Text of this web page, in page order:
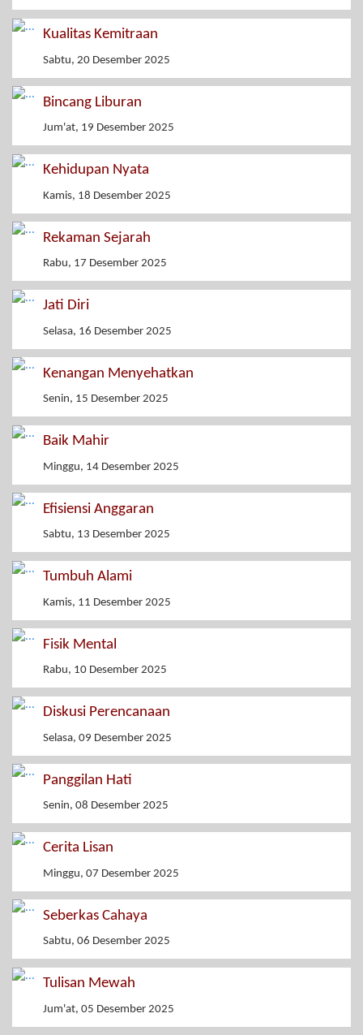
Kualitas Kemitraan
Sabtu, 20 Desember 2025
Bincang Liburan
Jum'at, 19 Desember 2025
Kehidupan Nyata
Kamis, 18 Desember 2025
Rekaman Sejarah
Rabu, 17 Desember 2025
Jati Diri
Selasa, 16 Desember 2025
Kenangan Menyehatkan
Senin, 15 Desember 2025
Baik Mahir
Minggu, 14 Desember 2025
Efisiensi Anggaran
Sabtu, 13 Desember 2025
Tumbuh Alami
Kamis, 11 Desember 2025
Fisik Mental
Rabu, 10 Desember 2025
Diskusi Perencanaan
Selasa, 09 Desember 2025
Panggilan Hati
Senin, 08 Desember 2025
Cerita Lisan
Minggu, 07 Desember 2025
Seberkas Cahaya
Sabtu, 06 Desember 2025
Tulisan Mewah
Jum'at, 05 Desember 2025